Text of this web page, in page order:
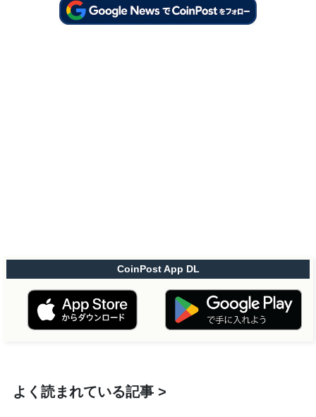
CoinPost App DL
よく読まれている記事